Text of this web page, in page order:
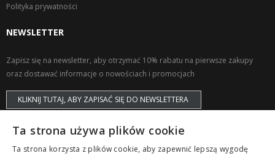
Polityka prywatności
NEWSLETTER
Zapisz się na newsletter, aby otrzymać 10% rabatu na pierwsze zakupy
oraz dostawać informacje o nowościach i promocjach
KLIKNIJ TUTAJ, ABY ZAPISAĆ SIĘ DO NEWSLETTERA
Ta strona używa plików cookie
Ta strona korzysta z plików cookie, aby zapewnić lepszą wygodę